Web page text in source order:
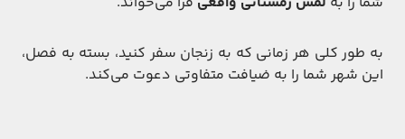
به طور کلی هر زمانی که به زنجان سفر کنید، بسته به فصل،
این شهر شما را به ضیافت متفاوتی دعوت می‌کند.